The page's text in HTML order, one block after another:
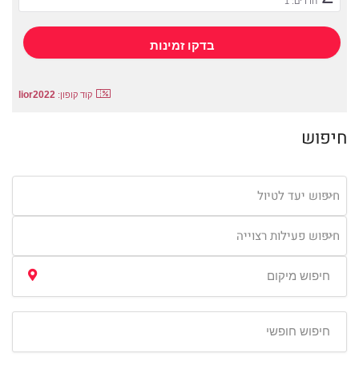
קוד קופון: lior2022
חיפוש
חיפוש יעד לטיול
חיפוש פעילות רצוייה